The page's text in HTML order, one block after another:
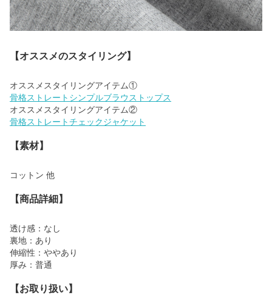
【オススメのスタイリング】
骨格ストレートシンプルブラウストップス
骨格ストレートチェックジャケット
【素材】
コットン 他
【商品詳細】
透け感：なし
裏地：あり
伸縮性：ややあり
厚み：普通
【お取り扱い】